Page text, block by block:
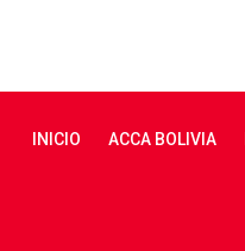
INICIO ACCA BOLIVIA